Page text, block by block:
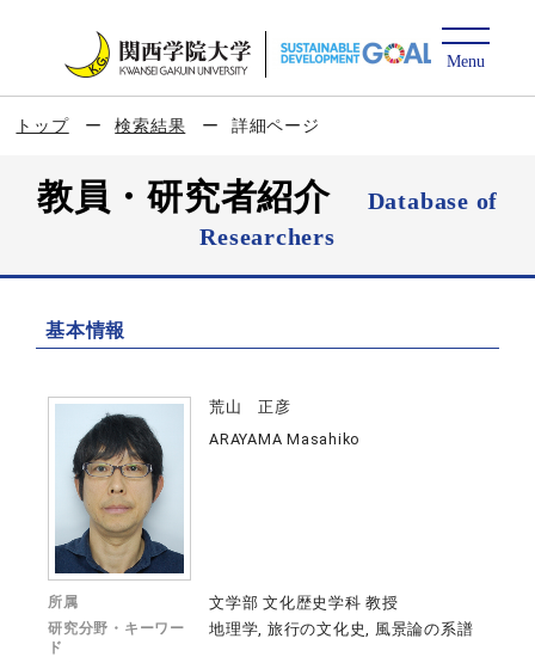
トップ 検索結果 詳細ページ
教員・研究者紹介
Database of
Researchers
基本情報
荒山 正彦
ARAYAMA Masahiko
所属 文学部 文化歴史学科 教授
研究分野・キーワー
ド
地理学, 旅行の文化史, 風景論の系譜